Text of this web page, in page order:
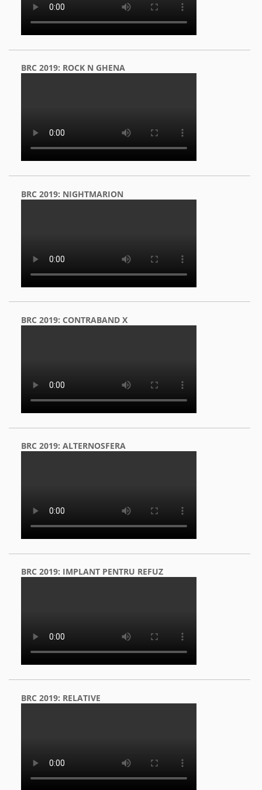
BRC 2019: ROCK N GHENA
BRC 2019: NIGHTMARION
BRC 2019: CONTRABAND X
BRC 2019: ALTERNOSFERA
BRC 2019: IMPLANT PENTRU REFUZ
BRC 2019: RELATIVE